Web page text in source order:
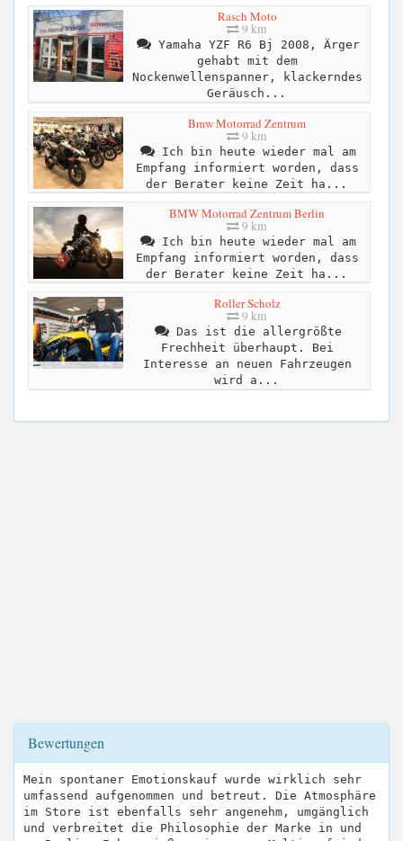
Rasch Moto
9 km
Yamaha YZF R6 Bj 2008, Ärger
gehabt mit dem
Nockenwellenspanner, klackerndes
Geräusch...
Bmw Motorrad Zentrum
9 km
Ich bin heute wieder mal am
Empfang informiert worden, dass
der Berater keine Zeit ha...
BMW Motorrad Zentrum Berlin
9 km
Ich bin heute wieder mal am
Empfang informiert worden, dass
der Berater keine Zeit ha...
Roller Scholz
9 km
Das ist die allergrößte
Frechheit überhaupt. Bei
Interesse an neuen Fahrzeugen
wird a...
Bewertungen
Mein spontaner Emotionskauf wurde wirklich sehr
umfassend aufgenommen und betreut. Die Atmosphäre
im Store ist ebenfalls sehr angenehm, umgänglich
und verbreitet die Philosophie der Marke in und